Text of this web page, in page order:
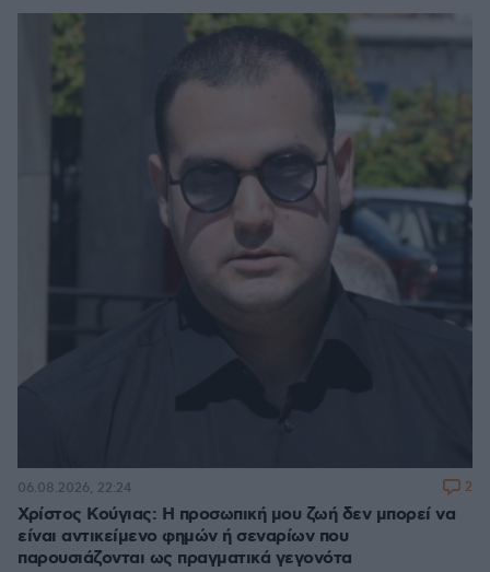
Χρίστος Κούγιας: Η προσωπική μου ζωή δεν μπορεί να
είναι αντικείμενο φημών ή σεναρίων που
παρουσιάζονται ως πραγματικά γεγονότα
06.08.2026, 22:24 2